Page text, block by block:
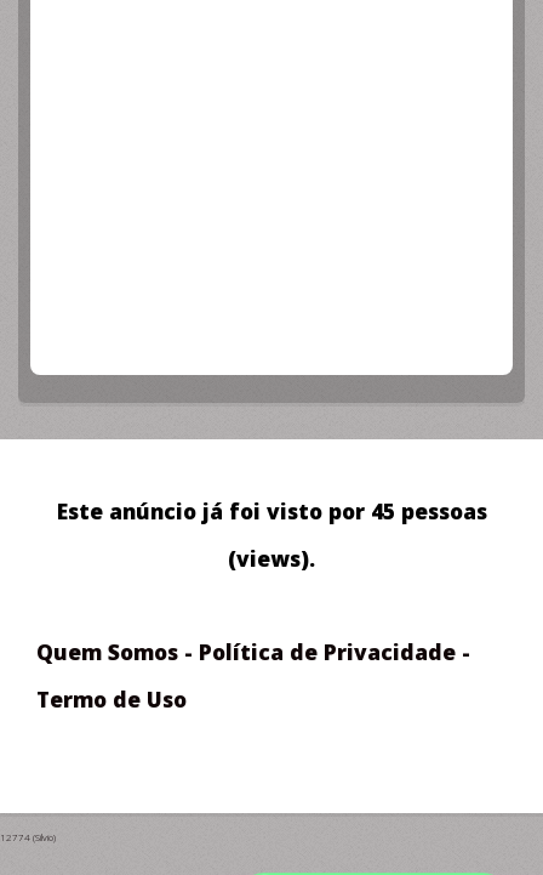
Este anúncio já foi visto por 45 pessoas
(views).
Quem Somos - Política de Privacidade -
Termo de Uso
12774 (Silvio)